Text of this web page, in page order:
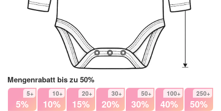
Mengenrabatt bis zu 50%
5+
5%
10+
10%
20+
15%
30+
20%
50+
30%
100+
40%
250+
50%